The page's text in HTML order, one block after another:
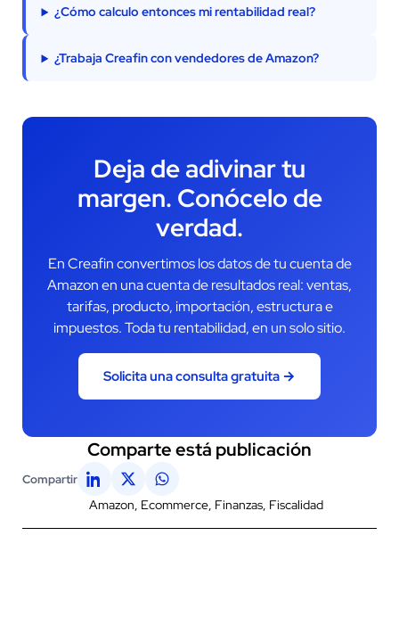
¿Cómo calculo entonces mi rentabilidad real?
¿Trabaja Creafin con vendedores de Amazon?
Deja de adivinar tu
margen. Conócelo de
verdad.
En Creafin convertimos los datos de tu cuenta de
Amazon en una cuenta de resultados real: ventas,
tarifas, producto, importación, estructura e
impuestos. Toda tu rentabilidad, en un solo sitio.
Solicita una consulta gratuita →
Comparte está publicación
Compartir
Amazon, Ecommerce, Finanzas, Fiscalidad